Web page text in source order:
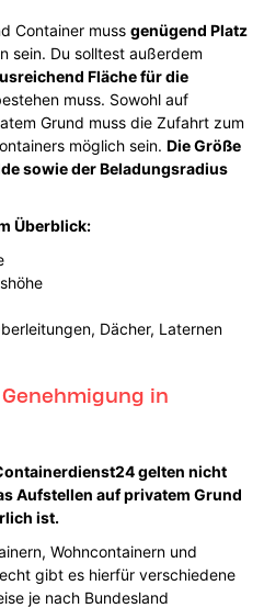
Container mussgenügend Platz
sein. Du solltest außerdem
Fläche für die
muss. Sowohl auf
Grund muss die Zufahrt zum
möglich sein.Die Größe
sowie der Beladungsradius
Überblick:
Dächer, Laternen
in
gelten nicht
Aufstellen auf privatem Grund
ist.
Wohncontainern und
gibt es hierfür verschiedene
je nach Bundesland